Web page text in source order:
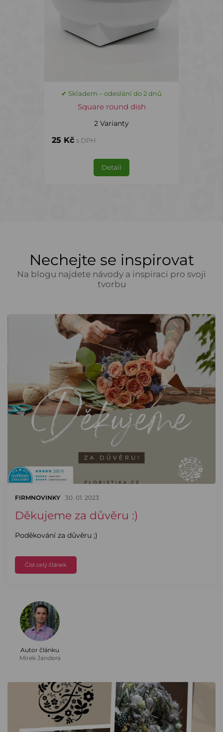
✔ Skladem – odeslání do 2 dnů
Square round dish
2 Varianty
25 Kč s DPH
Detail
Nechejte se inspirovat
Na blogu najdete návody a inspiraci pro svoji
tvorbu
FIRMNOVINKY 30. 01. 2023
Děkujeme za důvěru :)
Poděkování za důvěru ;)
Číst celý článek
Autor článku
Mirek Jandera